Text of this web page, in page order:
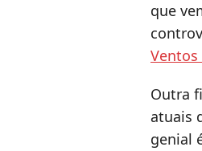
que
Ventos
Outra
atuais
genial